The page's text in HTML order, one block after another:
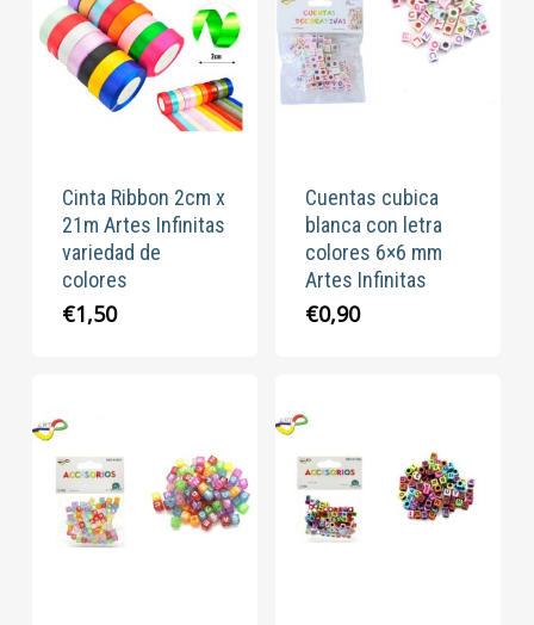
Cinta Ribbon 2cm x
21m Artes Infinitas
variedad de
colores
€1,50
Cuentas cubica
blanca con letra
colores 6×6 mm
Artes Infinitas
€0,90